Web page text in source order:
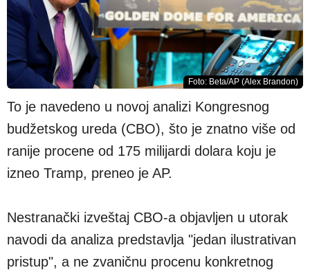
Foto: Beta/AP (Alex Brandon)
To je navedeno u novoj analizi Kongresnog
budžetskog ureda (CBO), što je znatno više od
ranije procene od 175 milijardi dolara koju je
izneo Tramp, preneo je AP.
Nestranački izveštaj CBO-a objavljen u utorak
navodi da analiza predstavlja "jedan ilustrativan
pristup", a ne zvaničnu procenu konkretnog